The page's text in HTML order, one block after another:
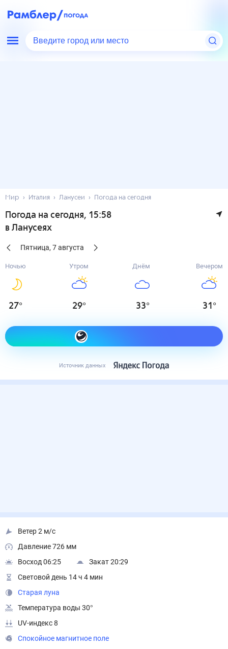
Введите город или место
Мир Италия Ланусеи Погода на сегодня
Погода на сегодня, 15:58
в Ланусеях
Пятница, 7августа
Ночью
27°
Утром
29°
Днём
33°
Вечером
31 °
Как одеться сегодня
Источник данных
Ветер 2 м/с
Давление 726 мм
Восход 06:25
Закат 20:29
Световой день 14 ч 4 мин
Старая луна
Температура воды 30°
UV-индекс 8
Спокойное магнитное поле